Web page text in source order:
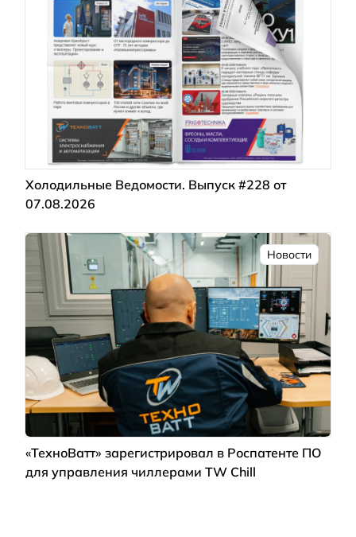
Холодильные Ведомости. Выпуск #228 от
07.08.2026
Новости
«ТехноВатт» зарегистрировал в Роспатенте ПО
для управления чиллерами TW Chill